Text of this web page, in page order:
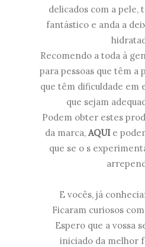
delicados com a pele,
fantástico e anda a
Recomendo a toda à
para pessoas que têm a
que têm dificuldade em
que sejam
Podem obter estes
da marca, AQUI e
que se o s
E vocês, já
Ficaram curiosos
Espero que a vossa
iniciado da melhor